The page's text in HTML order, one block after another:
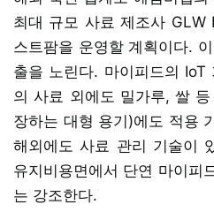
최대 규모 사료 제조사 GLW
스트팜을 운영할 계획이다.
출을 노린다. 마이피드의
의 사료 외에도 밀가루, 쌀
장하는 대형 용기)에도 적용
해외에도 사료 관리 기술이
유지비용면에서 단연 마이피
는 강조한다.